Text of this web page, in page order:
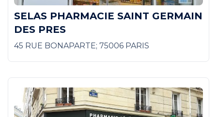
SELAS PHARMACIE SAINT GERMAIN
DES PRES
45 RUE BONAPARTE; 75006 PARIS